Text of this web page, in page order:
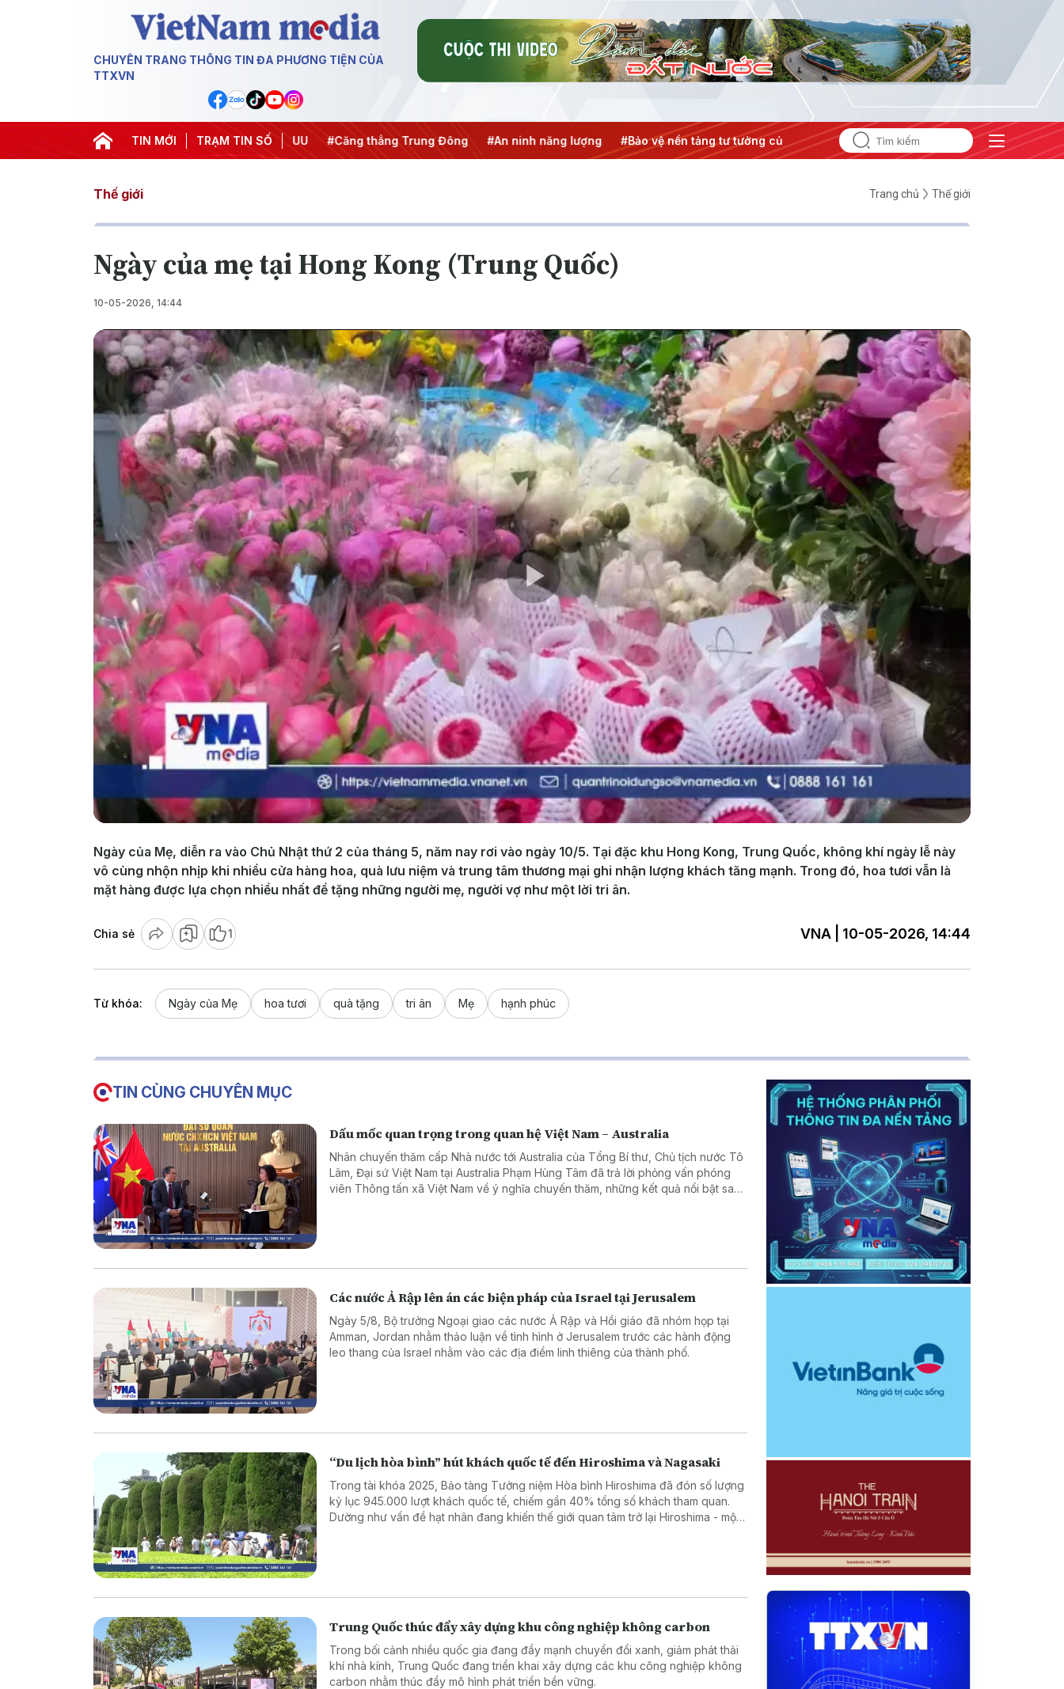
CHUYÊN TRANG THÔNG TIN ĐA PHƯƠNG TIỆN CỦA
TTXVN
TIN MỚI TRẠM TIN SỐ
dịch 500 ngày đêm #Chống khai thác IUU #Căng thẳng Trung Đông #An ninh năng lượng #Bảo vệ nền tảng tư tưởng của Đảng #Hội nghị Trung ương 3
Thế giới Trang chủ Thế giới
Ngày của mẹ tại Hong Kong (Trung Quốc)
10-05-2026, 14:44
Play
Video
Ngày của Mẹ, diễn ra vào Chủ Nhật thứ 2 của tháng 5, năm nay rơi vào ngày 10/5. Tại đặc khu Hong Kong, Trung Quốc, không khí ngày lễ này
vô cùng nhộn nhịp khi nhiều cửa hàng hoa, quà lưu niệm và trung tâm thương mại ghi nhận lượng khách tăng mạnh. Trong đó, hoa tươi vẫn là
mặt hàng được lựa chọn nhiều nhất để tặng những người mẹ, người vợ như một lời tri ân.
Chia sẻ 1 VNA | 10-05-2026, 14:44
Từ khóa: Ngày của Mẹ hoa tươi quà tặng tri ân Mẹ hạnh phúc
TIN CÙNG CHUYÊN MỤC
Dấu mốc quan trọng trong quan hệ Việt Nam – Australia
Nhân chuyến thăm cấp Nhà nước tới Australia của Tổng Bí thư, Chủ tịch nước Tô
Lâm, Đại sứ Việt Nam tại Australia Phạm Hùng Tâm đã trả lời phỏng vấn phóng
viên Thông tấn xã Việt Nam về ý nghĩa chuyến thăm, những kết quả nổi bật sau
Các nước Ả Rập lên án các biện pháp của Israel tại Jerusalem
Ngày 5/8, Bộ trưởng Ngoại giao các nước Ả Rập và Hồi giáo đã nhóm họp tại
Amman, Jordan nhằm thảo luận về tình hình ở Jerusalem trước các hành động
leo thang của Israel nhằm vào các địa điểm linh thiêng của thành phố.
“Du lịch hòa bình” hút khách quốc tế đến Hiroshima và Nagasaki
Trong tài khóa 2025, Bảo tàng Tưởng niệm Hòa bình Hiroshima đã đón số lượng
kỷ lục 945.000 lượt khách quốc tế, chiếm gần 40% tổng số khách tham quan.
Dường như vấn đề hạt nhân đang khiến thế giới quan tâm trở lại Hiroshima - một
Trung Quốc thúc đẩy xây dựng khu công nghiệp không carbon
Trong bối cảnh nhiều quốc gia đang đẩy mạnh chuyển đổi xanh, giảm phát thải
khí nhà kính, Trung Quốc đang triển khai xây dựng các khu công nghiệp không
carbon nhằm thúc đẩy mô hình phát triển bền vững.